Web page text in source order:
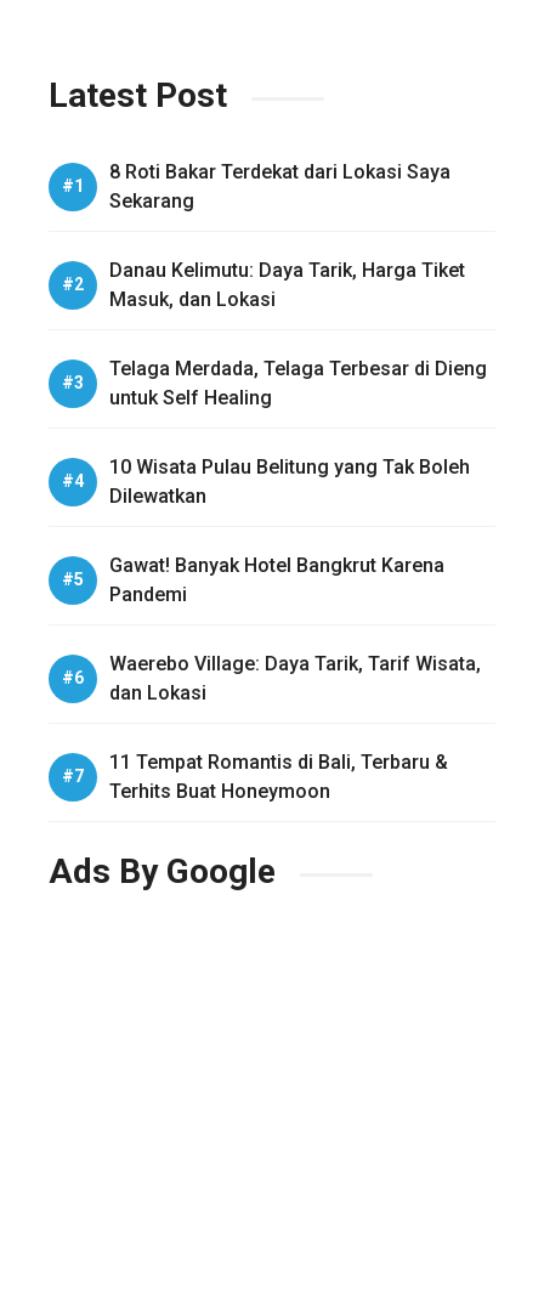
Latest Post
8 Roti Bakar Terdekat dari Lokasi Saya
Sekarang
Danau Kelimutu: Daya Tarik, Harga Tiket
Masuk, dan Lokasi
Telaga Merdada, Telaga Terbesar di Dieng
untuk Self Healing
10 Wisata Pulau Belitung yang Tak Boleh
Dilewatkan
Gawat! Banyak Hotel Bangkrut Karena
Pandemi
Waerebo Village: Daya Tarik, Tarif Wisata,
dan Lokasi
11 Tempat Romantis di Bali, Terbaru &
Terhits Buat Honeymoon
Ads By Google